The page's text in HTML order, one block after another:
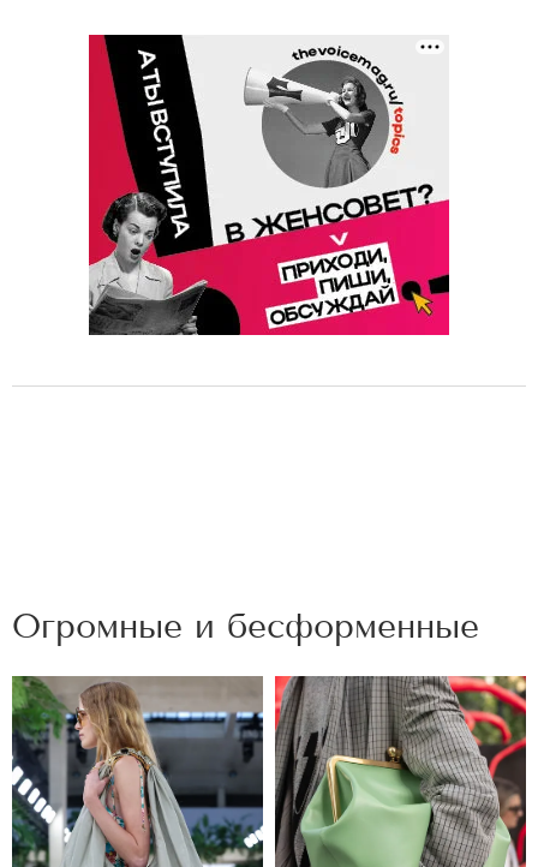
Огромные и бесформенные